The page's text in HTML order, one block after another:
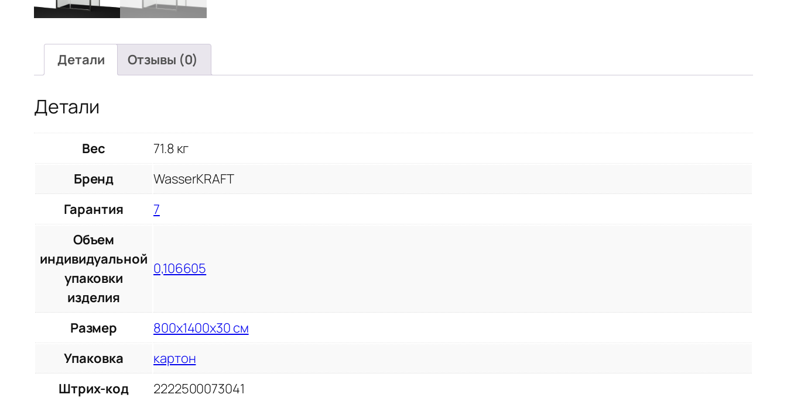
Детали Отзывы (0)
Детали
Вес
71.8 кг
Бренд
WasserKRAFT
Гарантия
7
Объем
индивидуальной
упаковки
изделия
0,106605
Размер
800х1400х30 см
Упаковка
картон
Штрих-код
2222500073041